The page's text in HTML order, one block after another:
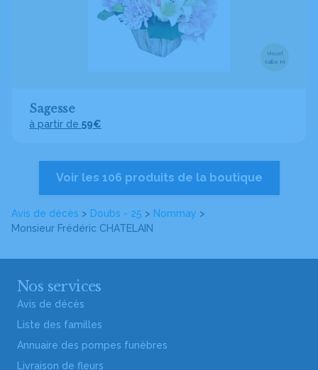
Avis de décès > Doubs - 25 > Nommay >
Monsieur Frédéric CHATELAIN
Visuel
taille M
Sagesse
à partir de 59€
Voir les 106 produits de la boutique
Nos services
Avis de décès
Liste des familles
Annuaire des pompes funèbres
Livraison de fleurs